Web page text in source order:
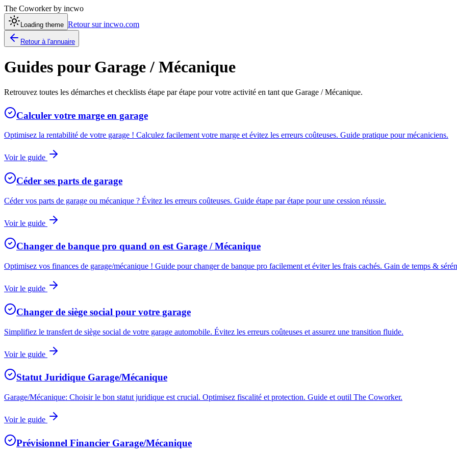
The Coworkerby incwo
Loading theme Retour sur incwo.com
Retour à l'annuaire
Guides pour Garage / Mécanique
Retrouvez toutes les démarches et checklists étape par étape pour votre activité en tant que Garage / Mécanique.
Calculer votre marge en garage
Optimisez la rentabilité de votre garage ! Calculez facilement votre marge et évitez les erreurs coûteuses. Guide pratique pour mécaniciens.
Voir le guide
Céder ses parts de garage
Céder vos parts de garage ou mécanique ? Évitez les erreurs coûteuses. Guide étape par étape pour une cession réussie.
Voir le guide
Changer de banque pro quand on est Garage / Mécanique
Optimisez vos finances de garage/mécanique ! Guide pour changer de banque pro facilement et éviter les frais cachés. Gain de temps &
Voir le guide
Changer de siège social pour votre garage
Simplifiez le transfert de siège social de votre garage automobile. Évitez les erreurs coûteuses et assurez une transition fluide.
Voir le guide
Statut Juridique Garage/Mécanique
Garage/Mécanique: Choisir le bon statut juridique est crucial. Optimisez fiscalité et protection. Guide et outil The Coworker.
Voir le guide
Prévisionnel Financier Garage/Mécanique